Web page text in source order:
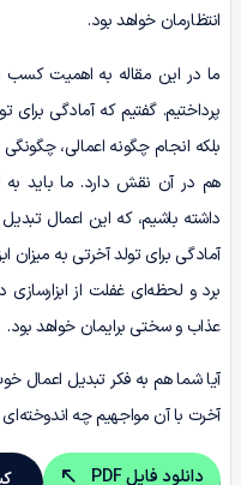
انتظارمان خواهد بود.
ما در این مقاله به اهمیت کسب
پرداختیم. گفتیم که آمادگی برای
بلکه انجام چگونه اعمالی،
هم در آن نقش دارد. ما باید به
داشته باشیم، که این اعمال
آمادگی برای تولد آخرتی به میزان
برد و لحظه‌ای غفلت از
عذاب و سختی برایمان خواهد بود.
آیا شما هم به فکر تبدیل اعمال
آخرت با آن مواجهیم چه
دانلود فایل PDF